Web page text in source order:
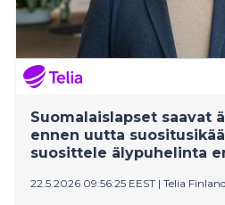
Suomalaislapset saavat
ennen uutta
suosittele älypuhelinta
22.5.2026 09:56:25 EEST | Telia